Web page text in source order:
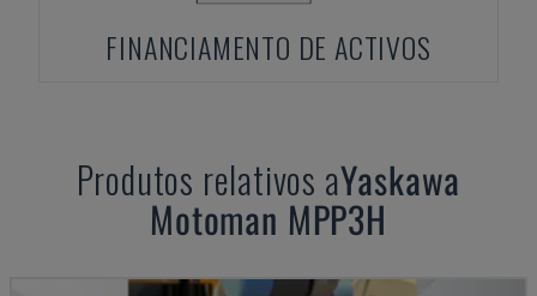
FINANCIAMENTO DE ACTIVOS
Produtos relativos aYaskawa
Motoman MPP3H